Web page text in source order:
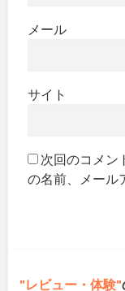
メール
サイト
次回のコメン
の名前、メール
レビュー・体験